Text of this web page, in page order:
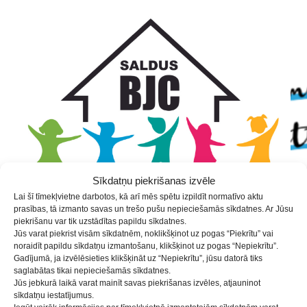
Sīkdatņu piekrišanas izvēle
Lai šī tīmekļvietne darbotos, kā arī mēs spētu izpildīt normatīvo aktu
prasības, tā izmanto savas un trešo pušu nepieciešamās sīkdatnes. Ar Jūsu
piekrišanu var tik uzstādītas papildu sīkdatnes.
Jūs varat piekrist visām sīkdatnēm, noklikšķinot uz pogas “Piekrītu” vai
noraidīt papildu sīkdatņu izmantošanu, klikšķinot uz pogas “Nepiekrītu”.
Gadījumā, ja izvēlēsieties klikšķināt uz “Nepiekrītu”, jūsu datorā tiks
saglabātas tikai nepieciešamās sīkdatnes.
Jūs jebkurā laikā varat mainīt savas piekrišanas izvēles, atjauninot
sīkdatņu iestatījumus.
Peldēšana/ grupa Mazie
rupucīši /2 gads-3 gadi/